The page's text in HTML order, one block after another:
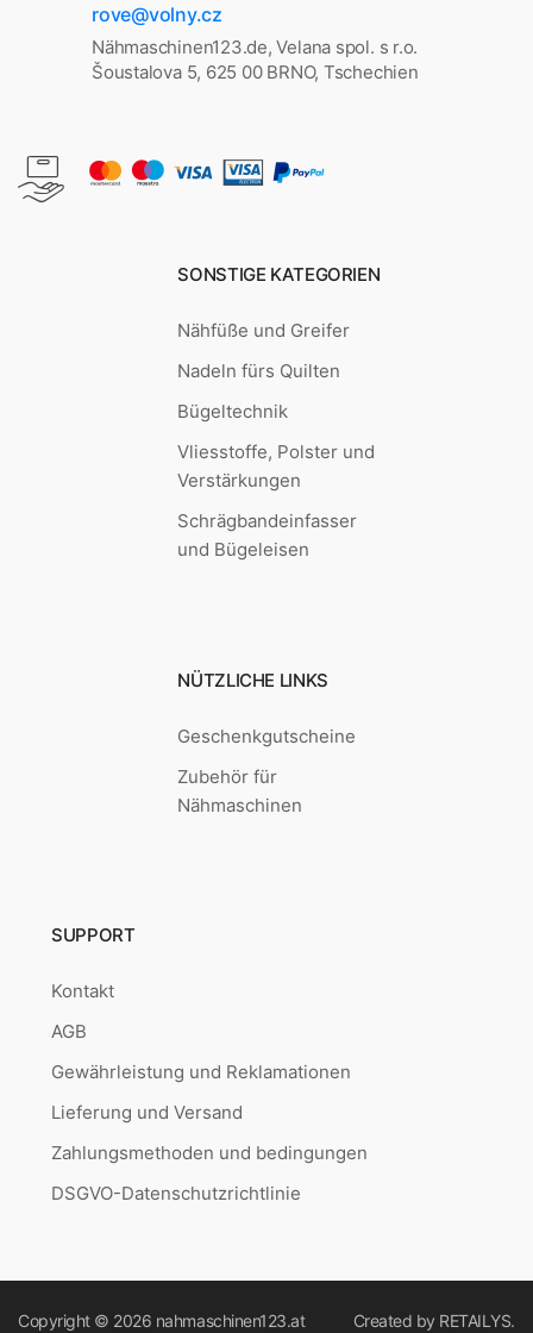
rove@volny.cz
Nähmaschinen123.de, Velana spol. s r.o.
Šoustalova 5, 625 00 BRNO, Tschechien
SONSTIGE KATEGORIEN
Nähfüße und Greifer
Nadeln fürs Quilten
Bügeltechnik
Vliesstoffe, Polster und
Verstärkungen
Schrägbandeinfasser
und Bügeleisen
NÜTZLICHE LINKS
Geschenkgutscheine
Zubehör für
Nähmaschinen
SUPPORT
Kontakt
AGB
Gewährleistung und Reklamationen
Lieferung und Versand
Zahlungsmethoden und bedingungen
DSGVO-Datenschutzrichtlinie
Copyright © 2026 nahmaschinen123.at Created by RETAILYS.